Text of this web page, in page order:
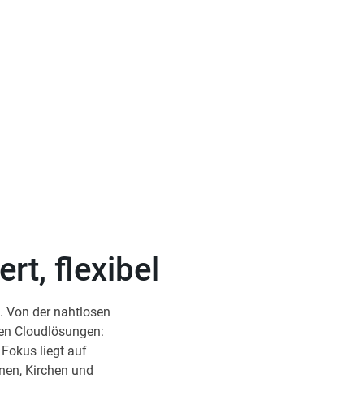
flexibel
Von der nahtlosen
Cloudlösungen:
liegt auf
Kirchen und